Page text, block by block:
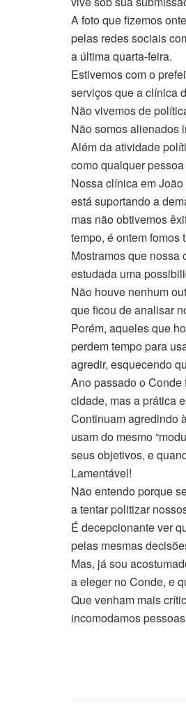
A foto que fizemos
pelas redes sociais
a última quarta-feira.
Estivemos com o
serviços que a clínica
Não vivemos de
Não somos alienados
Além da atividade
como qualquer
Nossa clínica em
está suportando a
mas não obtivemos
tempo, é ontem fomos
Mostramos que nossa
estudada uma
Não houve nenhum
que ficou de analisar
Porém, aqueles que
perdem tempo para
agredir, esquecendo
Ano passado o
cidade, mas a prática
Continuam agredindo
usam do mesmo
seus objetivos, e
Lamentável!
Não entendo porque
a tentar politizar
É decepcionante ver
pelas mesmas
Mas, já sou
a eleger no Conde, e
Que venham mais
incomodamos